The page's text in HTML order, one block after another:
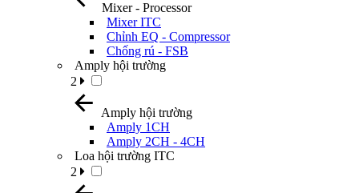
Mixer - Processor
Mixer ITC
Chỉnh EQ - Compressor
Chống rú - FSB
Amply hội trường
2
Amply hội trường
Amply 1CH
Amply 2CH - 4CH
Loa hội trường ITC
2